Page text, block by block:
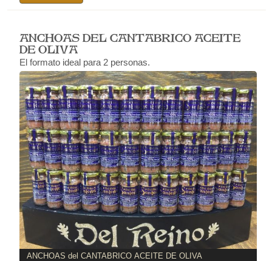
ANCHOAS DEL CANTABRICO ACEITE
DE OLIVA
El formato ideal para 2 personas.
ANCHOAS del CANTABRICO ACEITE DE OLIVA